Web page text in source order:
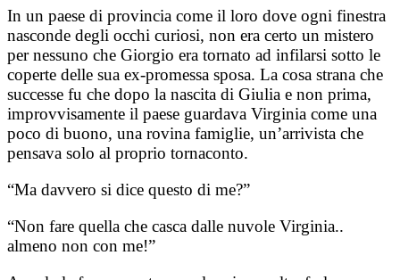
In un paese di provincia come il loro dove ogni finestra
nasconde degli occhi curiosi, non era certo un mistero
per nessuno che Giorgio era tornato ad infilarsi sotto le
coperte delle sua ex-promessa sposa. La cosa strana che
successe fu che dopo la nascita di Giulia e non prima,
improvvisamente il paese guardava Virginia come una
poco di buono, una rovina famiglie, un’arrivista che
pensava solo al proprio tornaconto.
“Ma davvero si dice questo di me?”
“Non fare quella che casca dalle nuvole Virginia..
almeno non con me!”